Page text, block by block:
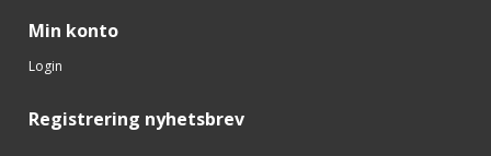
Min konto
Login
Registrering nyhetsbrev